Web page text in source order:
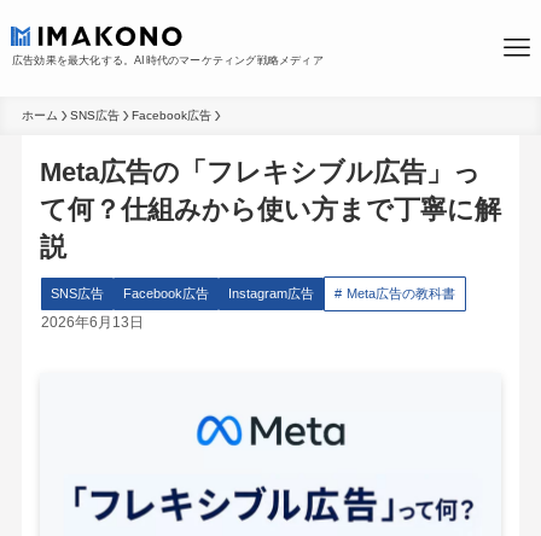
広告効果を最大化する。AI時代のマーケティング戦略メディア
ホーム SNS広告 Facebook広告
Meta広告の「フレキシブル広告」っ
て何？仕組みから使い方まで丁寧に解
説
SNS広告 Facebook広告 Instagram広告 Meta広告の教科書
2026年6月13日